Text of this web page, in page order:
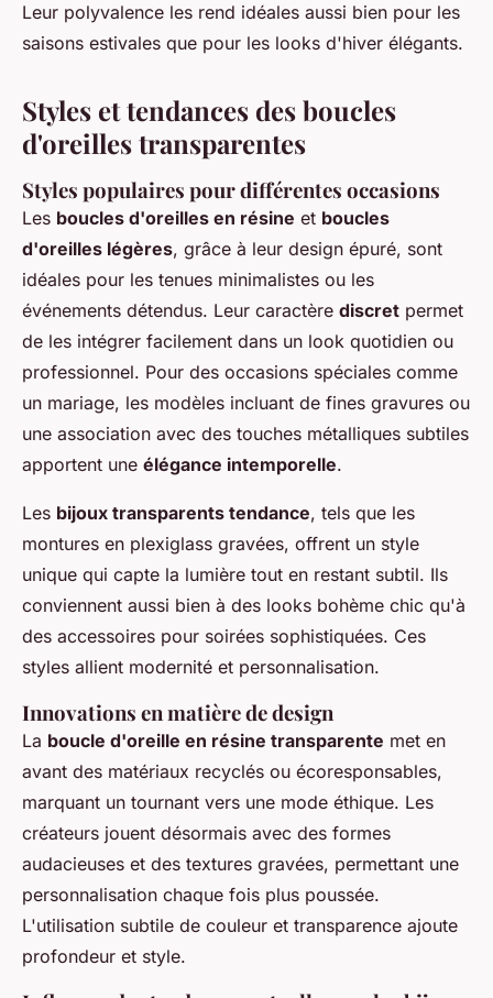
Leur polyvalence les rend idéales aussi bien pour les
saisons estivales que pour les looks d'hiver élégants.
Styles et tendances des boucles
d'oreilles transparentes
Styles populaires pour différentes occasions
Les boucles d'oreilles en résine et boucles
d'oreilles légères, grâce à leur design épuré, sont
idéales pour les tenues minimalistes ou les
événements détendus. Leur caractère discret permet
de les intégrer facilement dans un look quotidien ou
professionnel. Pour des occasions spéciales comme
un mariage, les modèles incluant de fines gravures ou
une association avec des touches métalliques subtiles
apportent une élégance intemporelle.
Les bijoux transparents tendance, tels que les
montures en plexiglass gravées, offrent un style
unique qui capte la lumière tout en restant subtil. Ils
conviennent aussi bien à des looks bohème chic qu'à
des accessoires pour soirées sophistiquées. Ces
styles allient modernité et personnalisation.
Innovations en matière de design
La boucle d'oreille en résine transparente met en
avant des matériaux recyclés ou écoresponsables,
marquant un tournant vers une mode éthique. Les
créateurs jouent désormais avec des formes
audacieuses et des textures gravées, permettant une
personnalisation chaque fois plus poussée.
L'utilisation subtile de couleur et transparence ajoute
profondeur et style.